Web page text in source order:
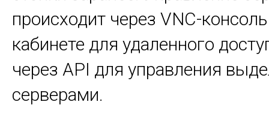
происходит через VNC-
кабинете для удаленного
через API для управления
серверами.